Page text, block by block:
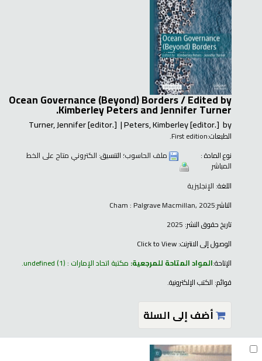
Ocean Governance (Beyond) Borders /Edited by
Kimberley Peters and Jennifer Turner.
by
Peters, Kimberley[editor.]
Turner, Jennifer[editor.]
الطبعات:First edition.
نوع المادة :
ملف الحاسوب؛ التنسيق: الكتروني متاح على الخط
المباشر
اللغة: الإنجليزية
الناشر:Cham : Palgrave Macmillan, 2025
تاريخ حقوق النشر:
الوصول إلى الانترنت:Click to View
الإتاحة:المواد المتاحة للمرجعية: مكتبة اتحاد الإمارات : undefined(1).
قوائم: الكتب الإلكترونية.
أضف إلى السلة